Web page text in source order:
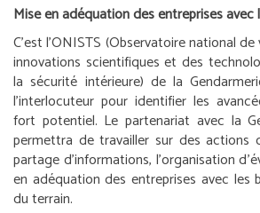
Mise en adéquation des entreprises avec
C’est l’ONISTS (Observatoire national
innovations scientifiques et des
la sécurité intérieure) de la
l’interlocuteur pour identifier les
fort potentiel. Le partenariat avec la
permettra de travailler sur des actions
partage d’informations, l’organisation
en adéquation des entreprises avec les
du terrain.